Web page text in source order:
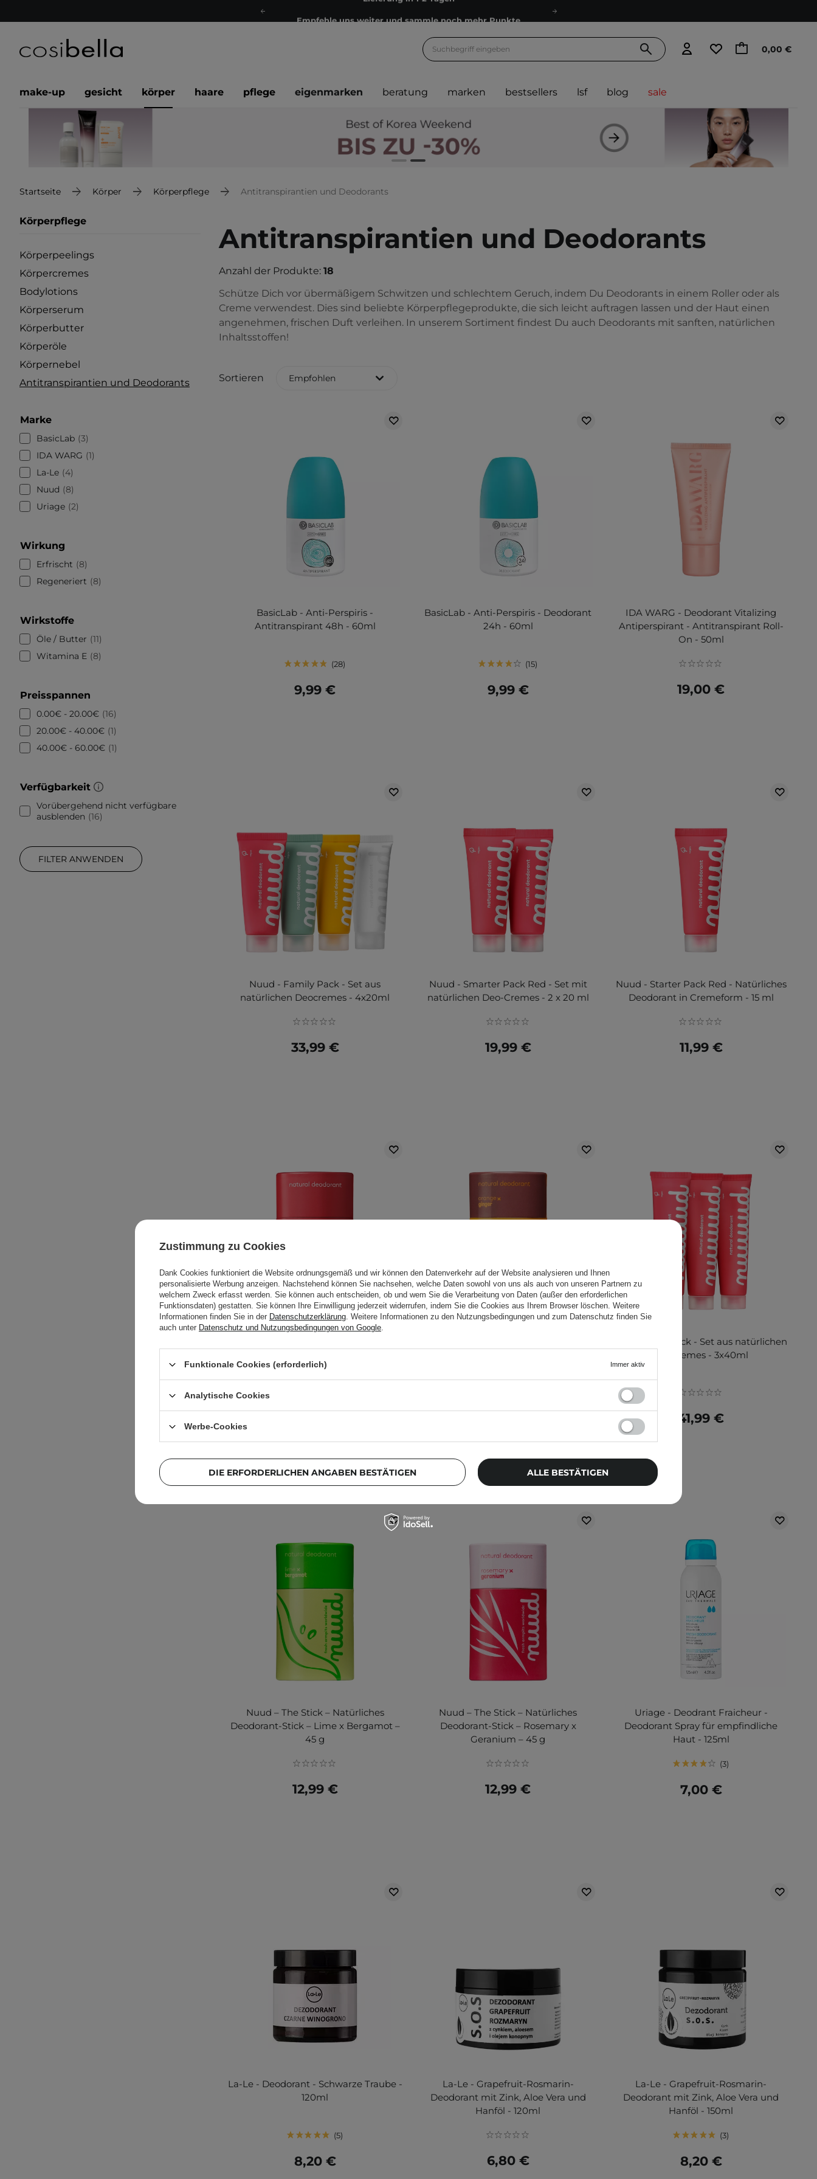
Ökologie
Treueprogramm
Lieferung in 1-2 Tagen
Empfehle uns weiter und sammle noch mehr Punkte
Kostenloser Versand ab 60 €
0,00 €
make-up gesicht körper haare pflege eigenmarken beratung marken bestsellers lsf blog sale
Startseite Körper Körperpflege Antitranspirantien und Deodorants
Körperpflege
Körperpeelings
Körpercremes
Bodylotions
Körperserum
Körperbutter
Körperöle
Körpernebel
Antitranspirantien und Deodorants
Marke
BasicLab 3
IDA WARG
1
La-Le
4
Nuud
8
Uriage 2
Wirkung
Erfrischt
8
Regeneriert
8
Wirkstoffe
Öle / Butter
11
Witamina E 8
Preisspannen
0.00€ - 20.00€ 16
20.00€ - 40.00€ 1
40.00€ - 60.00€ 1
Verfügbarkeit
Vorübergehend nicht verfügbare
ausblenden
16
FILTER ANWENDEN
Antitranspirantien und Deodorants
Anzahl der Produkte: 18
Schütze Dich vor übermäßigem Schwitzen und schlechtem Geruch, indem Du Deodorants in einem Roller oder als
Creme verwendest. Dies sind beliebte Körperpflegeprodukte, die sich leicht auftragen lassen und der Haut einen
angenehmen, frischen Duft verleihen. In unserem Sortiment findest Du auch Deodorants mit sanften, natürlichen
Inhaltsstoffen!
Sortieren Empfohlen
BasicLab - Anti-Perspiris -
Antitranspirant 48h - 60ml
28
9,99 €
BasicLab - Anti-Perspiris - Deodorant
24h - 60ml
15
9,99 €
IDA WARG - Deodorant Vitalizing
Antiperspirant - Antitranspirant Roll-
On - 50ml
19,00 €
Nuud - Family Pack - Set aus
natürlichen Deocremes - 4x20ml
33,99 €
Nuud - Smarter Pack Red - Set mit
natürlichen Deo-Cremes - 2 x 20 ml
19,99 €
Nuud - Starter Pack Red - Natürliches
Deodorant in Cremeform - 15 ml
11,99 €
Nuud - XXL Pack - Set aus natürlichen
Deocremes - 3x40ml
41,99 €
Nuud – The Stick – Natürliches
Deodorant-Stick – Lime x Bergamot –
45 g
12,99 €
Nuud – The Stick – Natürliches
Deodorant-Stick – Rosemary x
Geranium – 45 g
12,99 €
Uriage - Deodrant Fraicheur -
Deodorant Spray für empfindliche
Haut - 125ml
3
7,00 €
La-Le - Deodorant - Schwarze Traube -
120ml
5
8,20 €
La-Le - Grapefruit-Rosmarin-
Deodorant mit Zink, Aloe Vera und
Hanföl - 120ml
6,80 €
La-Le - Grapefruit-Rosmarin-
Deodorant mit Zink, Aloe Vera und
Hanföl - 150ml
3
8,20 €
Zustimmung zu Cookies
Dank Cookies funktioniert die Website ordnungsgemäß und wir können den Datenverkehr auf der Website analysieren und Ihnen
personalisierte Werbung anzeigen. Nachstehend können Sie nachsehen, welche Daten sowohl von uns als auch von unseren Partnern zu
welchem Zweck erfasst werden. Sie können auch entscheiden, ob und wem Sie die Verarbeitung von Daten (außer den erforderlichen
Funktionsdaten) gestatten. Sie können Ihre Einwilligung jederzeit widerrufen, indem Sie die Cookies aus Ihrem Browser löschen. Weitere
Informationen finden Sie in der Datenschutzerklärung. Weitere Informationen zu den Nutzungsbedingungen und zum Datenschutz finden Sie
auch unter Datenschutz und Nutzungsbedingungen von Google.
Funktionale Cookies (erforderlich) Immer aktiv
Analytische Cookies
Werbe-Cookies
DIE ERFORDERLICHEN ANGABEN BESTÄTIGEN ALLE BESTÄTIGEN